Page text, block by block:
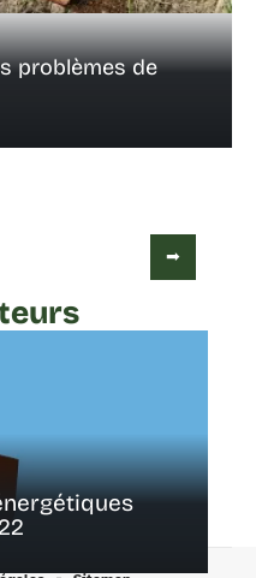
problèmes de